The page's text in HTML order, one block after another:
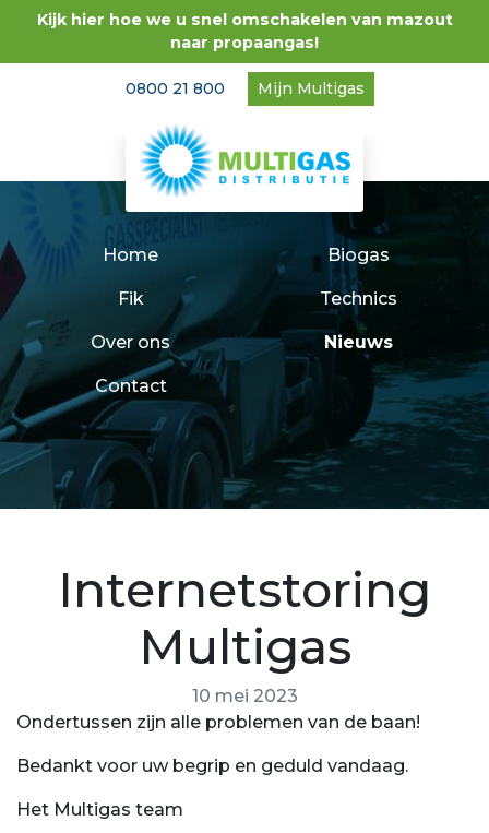
Kijk hier hoe we u snel omschakelen van mazout
naar propaangas!
0800 21 800 Mijn Multigas
Home Biogas
Fik Technics
Over ons Nieuws
Contact
Internetstoring
Multigas
10 mei 2023
Ondertussen zijn alle problemen van de baan!
Bedankt voor uw begrip en geduld vandaag.
Het Multigas team